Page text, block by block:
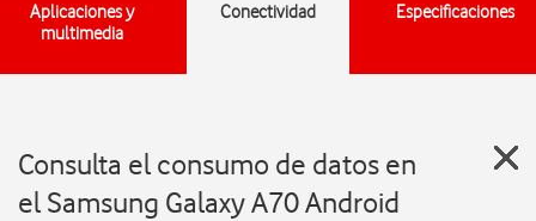
Aplicaciones y
multimedia
Conectividad Especificaciones
Consulta el consumo de datos en
el Samsung Galaxy A70 Android